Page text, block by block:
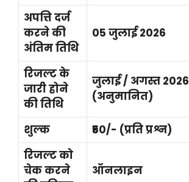
अपत्ति दर्ज
करने की
अंतिम तिथि
05 जुलाई 2026
रिजल्ट के
जारी होने
की तिथि
जुलाई / अगस्त 2026
(अनुमानित)
शुल्क
₹50/- (प्रति प्रश्न)
रिजल्ट को
चेक करने
ऑनलाइन